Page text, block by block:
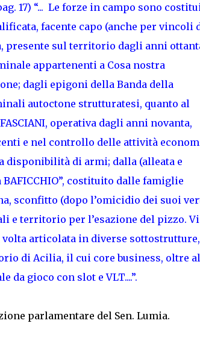
17) “... Le forze in campo sono
facente capo (anche per vincoli
presente sul territorio dagli anni
appartenenti a Cosa nostra
dagli epigoni della Banda della
autoctone strutturatesi, quanto al
operativa dagli anni novanta,
e nel controllo delle attività
disponibilità di armi; dalla (alleata e
costituito dalle famiglie
sconfitto (dopo l’omicidio dei suoi
e territorio per l’esazione del pizzo. Vi
volta articolata in diverse sottostrutture,
di Acilia, il cui core business, oltre al
gioco con slot e VLT....”.
parlamentare del Sen. Lumia.